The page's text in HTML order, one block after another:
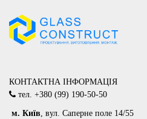
КОНТАКТНА ІНФОРМАЦІЯ
тел. +380 (99) 190-50-50
м. Київ, вул. Саперне поле 14/55